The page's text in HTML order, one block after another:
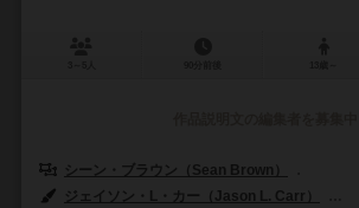
シーン・ブラウン（Sean Brown）
ジェイソン・L・カー（Jason L. Carr）